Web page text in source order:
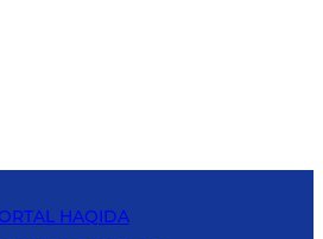
HAQIDA